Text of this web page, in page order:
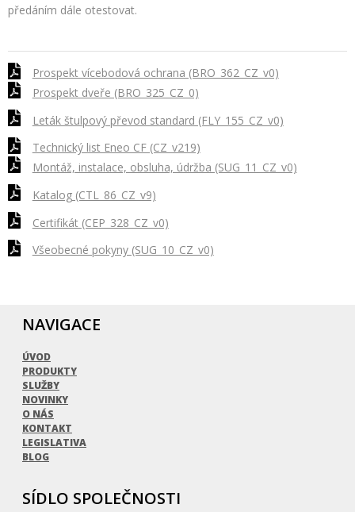
předáním dále otestovat.
Prospekt vícebodová ochrana (BRO_362_CZ_v0)
Prospekt dveře (BRO_325_CZ_0)
Leták štulpový převod standard (FLY_155_CZ_v0)
Technický list Eneo CF (CZ_v219)
Montáž, instalace, obsluha, údržba (SUG_11_CZ_v0)
Katalog (CTL_86_CZ_v9)
Certifikát (CEP_328_CZ_v0)
Všeobecné pokyny (SUG_10_CZ_v0)
NAVIGACE
ÚVOD
PRODUKTY
SLUŽBY
NOVINKY
O NÁS
KONTAKT
LEGISLATIVA
BLOG
SÍDLO SPOLEČNOSTI